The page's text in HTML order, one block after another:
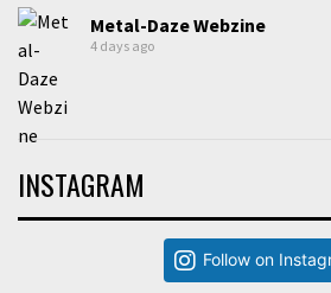
Metal-Daze Webzine
4 days ago
INSTAGRAM
Follow on